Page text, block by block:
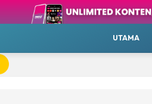
BK Hangout
UTAMA